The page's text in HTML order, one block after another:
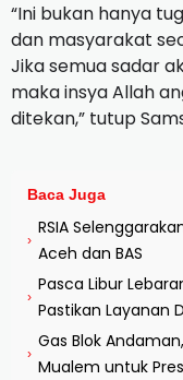
“Ini bukan hanya
dan masyarakat
Jika semua sadar
maka insya Allah
ditekan,” tutup
Baca Juga
›
RSIA
Aceh dan BAS
›
Pasca Libur
Pastikan Layanan
›
Gas Blok
Mualem untuk